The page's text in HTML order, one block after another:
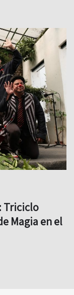
Triciclo
Magia en el